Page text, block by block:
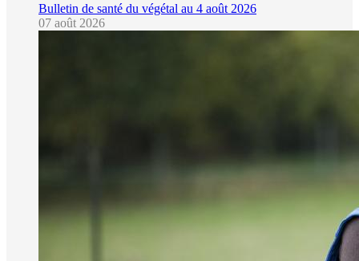
Bulletin de santé du végétal au 4 août 2026
07 août 2026